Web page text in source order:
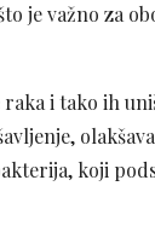
je važno za
i tako ih
koji